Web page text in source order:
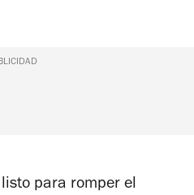
para romper el